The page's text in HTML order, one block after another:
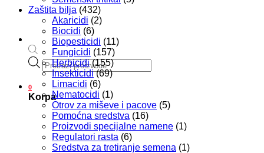
Products
search
0
Korpa
Zaštita bilja (432)
Akaricidi (2)
Biocidi (6)
Biopesticidi (11)
Fungicidi (157)
Herbicidi (155)
Insekticidi (69)
Limacidi (6)
Nematocidi (1)
Otrov za miševe i pacove (5)
Pomoćna sredstva (16)
Proizvodi specijalne namene (1)
Regulatori rasta (6)
Sredstva za tretiranje semena (1)